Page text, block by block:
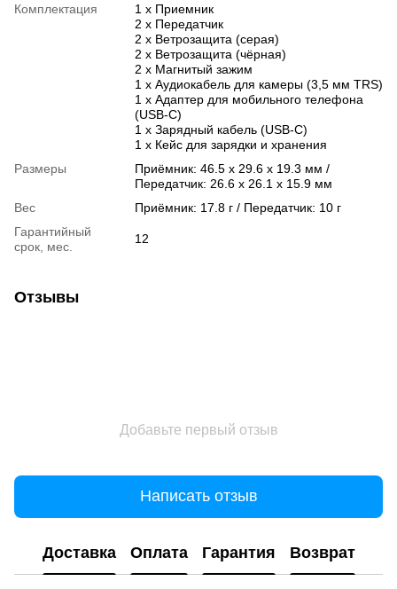
Комплектация
1 x Приемник
2 x Передатчик
2 x Ветрозащита (серая)
2 x Ветрозащита (чёрная)
2 x Магнитый зажим
1 x Аудиокабель для камеры (3,5 мм TRS)
1 x Адаптер для мобильного телефона
(USB-C)
1 x Зарядный кабель (USB-C)
1 x Кейс для зарядки и хранения
Размеры
Приёмник: 46.5 x 29.6 x 19.3 мм /
Передатчик: 26.6 x 26.1 x 15.9 мм
Вес
Приёмник: 17.8 г / Передатчик: 10 г
Гарантийный
срок, мес.
12
Отзывы
Добавьте первый отзыв
Написать отзыв
Доставка Оплата Гарантия Возврат